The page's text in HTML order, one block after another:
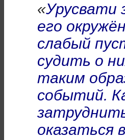
«Урусвати
его
слабый
судить о
таким
событий.
оказаться